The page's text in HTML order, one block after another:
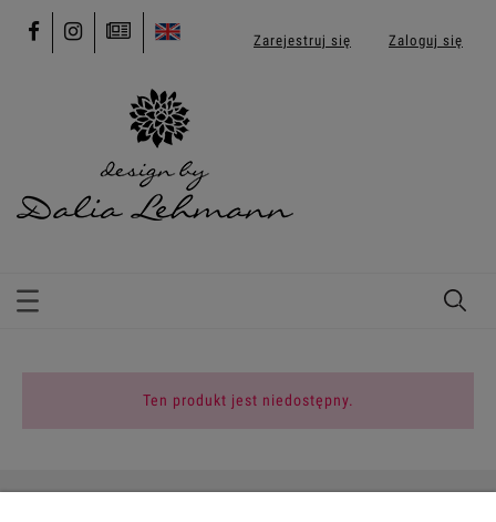
Zarejestruj się Zaloguj się
Ten produkt jest niedostępny.